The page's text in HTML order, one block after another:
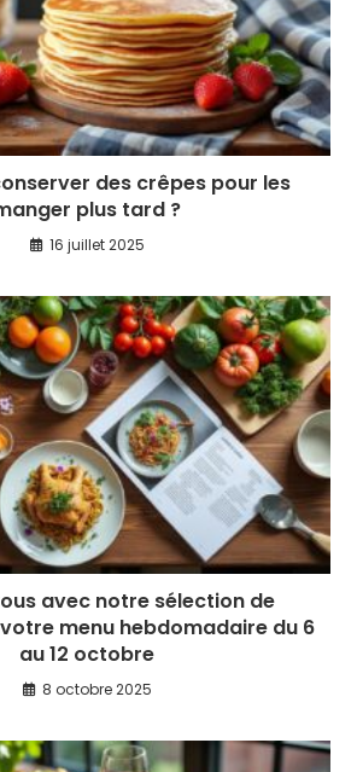
des crêpes pour les
plus tard ?
16 juillet 2025
avec notre sélection de
menu hebdomadaire du 6
au 12 octobre
8 octobre 2025